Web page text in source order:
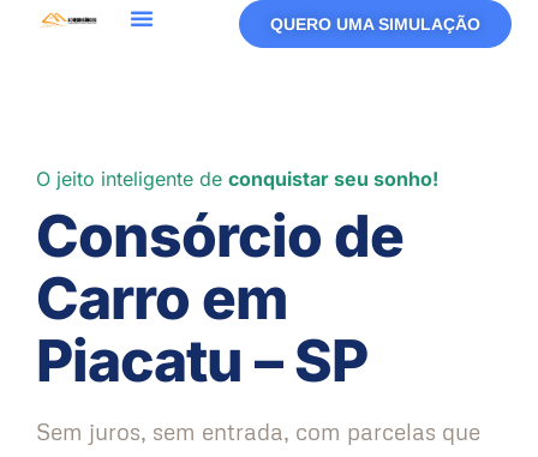
QUERO UMA SIMULAÇÃO
O jeito inteligente de conquistar seu sonho!
Consórcio de
Carro em
Piacatu – SP
Sem juros, sem entrada, com parcelas que